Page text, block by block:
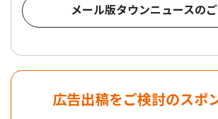
メール版タウンニュースの
広告出稿をご検討のスポ